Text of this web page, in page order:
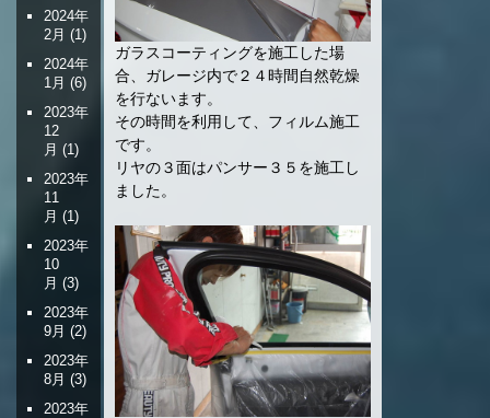
ガラスコーティングを施工した場
合、ガレージ内で２４時間自然乾燥
を行ないます。
その時間を利用して、フィルム施工
です。
リヤの３面はパンサー３５を施工し
ました。
2024年
2月 (1)
2024年
1月 (6)
2023年
12
月 (1)
2023年
11
月 (1)
2023年
10
月 (3)
2023年
9月 (2)
2023年
8月 (3)
2023年